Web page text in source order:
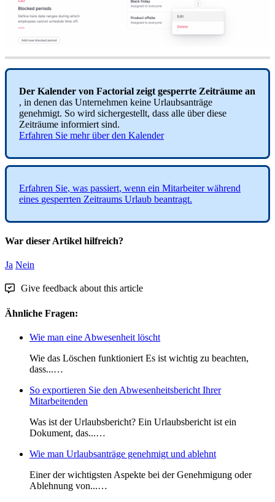
Der Kalender von Factorial zeigt gesperrte Zeiträume an
, in denen das Unternehmen keine Urlaubsanträge
genehmigt. So wird sichergestellt, dass alle über diese
Zeiträume informiert sind.
Erfahren Sie mehr über den Kalender
Erfahren Sie, was passiert, wenn ein Mitarbeiter während
eines gesperrten Zeitraums Urlaub beantragt.
War dieser Artikel hilfreich?
Ja Nein
Give feedback about this article
Ähnliche Fragen:
Wie man eine Abwesenheit löscht
Wie das Löschen funktioniert Es ist wichtig zu beachten,
dass...…
So exportieren Sie den Abwesenheitsbericht Ihrer
Mitarbeitenden
Was ist der Urlaubsbericht? Ein Urlaubsbericht ist ein
Dokument, das...…
Wie man Urlaubsanträge genehmigt und ablehnt
Einer der wichtigsten Aspekte bei der Genehmigung oder
Ablehnung von...…